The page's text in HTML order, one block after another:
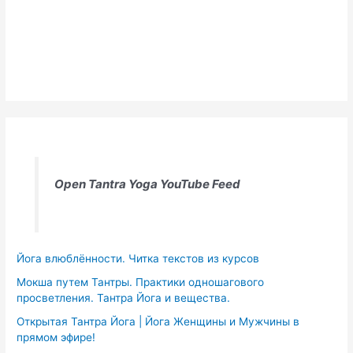
Open Tantra Yoga YouTube Feed
Йога влюблённости. Читка текстов из курсов
Мокша путем Тантры. Практики одношагового
просветления. Тантра Йога и вещества.
Открытая Тантра Йога | Йога Женщины и Мужчины в
прямом эфире!